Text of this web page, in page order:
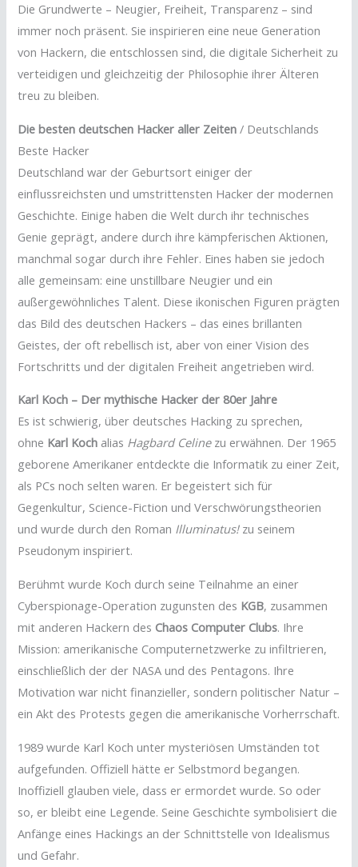
Die Grundwerte – Neugier, Freiheit, Transparenz – sind
immer noch präsent. Sie inspirieren eine neue Generation
von Hackern, die entschlossen sind, die digitale Sicherheit zu
verteidigen und gleichzeitig der Philosophie ihrer Älteren
treu zu bleiben.
Die besten deutschen Hacker aller Zeiten / Deutschlands
Beste Hacker
Deutschland war der Geburtsort einiger der
einflussreichsten und umstrittensten Hacker der modernen
Geschichte. Einige haben die Welt durch ihr technisches
Genie geprägt, andere durch ihre kämpferischen Aktionen,
manchmal sogar durch ihre Fehler. Eines haben sie jedoch
alle gemeinsam: eine unstillbare Neugier und ein
außergewöhnliches Talent. Diese ikonischen Figuren prägten
das Bild des deutschen Hackers – das eines brillanten
Geistes, der oft rebellisch ist, aber von einer Vision des
Fortschritts und der digitalen Freiheit angetrieben wird.
Karl Koch – Der mythische Hacker der 80er Jahre
Es ist schwierig, über deutsches Hacking zu sprechen,
ohne Karl Koch alias Hagbard Celinezu erwähnen. Der 1965
geborene Amerikaner entdeckte die Informatik zu einer Zeit,
als PCs noch selten waren. Er begeistert sich für
Gegenkultur, Science-Fiction und Verschwörungstheorien
und wurde durch den Roman Illuminatus!zu seinem
Pseudonym inspiriert.
Berühmt wurde Koch durch seine Teilnahme an einer
Cyberspionage-Operation zugunsten des KGB, zusammen
mit anderen Hackern des Chaos Computer Clubs. Ihre
Mission: amerikanische Computernetzwerke zu infiltrieren,
einschließlich der der NASA und des Pentagons. Ihre
Motivation war nicht finanzieller, sondern politischer Natur –
ein Akt des Protests gegen die amerikanische Vorherrschaft.
1989 wurde Karl Koch unter mysteriösen Umständen tot
aufgefunden. Offiziell hätte er Selbstmord begangen.
Inoffiziell glauben viele, dass er ermordet wurde. So oder
so, er bleibt eine Legende. Seine Geschichte symbolisiert die
Anfänge eines Hackings an der Schnittstelle von Idealismus
und Gefahr.